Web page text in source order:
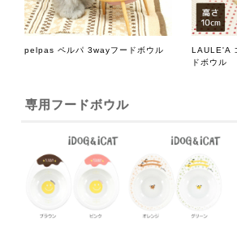
pelpas ペルパ 3wayフードボウル
LAULE'A
ドボウル
専用フードボウル